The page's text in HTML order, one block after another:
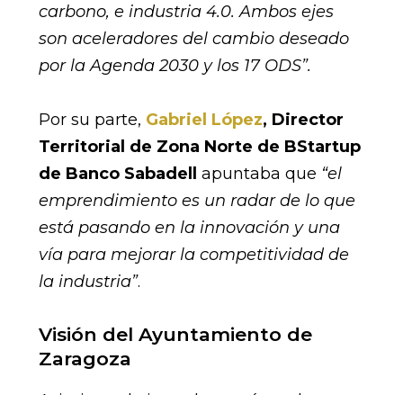
carbono, e industria 4.0. Ambos ejes
son aceleradores del cambio deseado
por la Agenda 2030 y los 17 ODS”.
Por su parte, Gabriel López, Director
Territorial de Zona Norte de BStartup
de Banco Sabadell apuntaba que “el
emprendimiento es un radar de lo que
está pasando en la innovación y una
vía para mejorar la competitividad de
la industria”.
Visión del Ayuntamiento de
Zaragoza